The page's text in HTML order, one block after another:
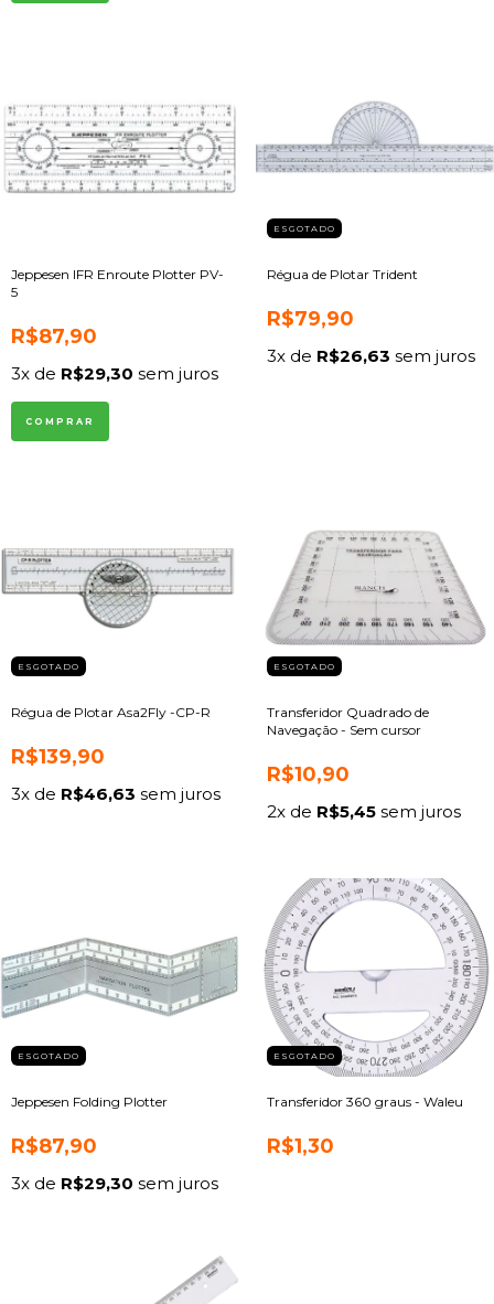
Jeppesen IFR Enroute Plotter PV-
5
R$87,90
3x de R$29,30 sem juros
ESGOTADO
Régua de Plotar Trident
R$79,90
3x de R$26,63 sem juros
ESGOTADO
Régua de Plotar Asa2Fly -CP-R
R$139,90
3x de R$46,63 sem juros
ESGOTADO
Transferidor Quadrado de
Navegação - Sem cursor
R$10,90
2x de R$5,45sem juros
ESGOTADO
Jeppesen Folding Plotter
R$87,90
3x de R$29,30 sem juros
ESGOTADO
Transferidor 360 graus - Waleu
R$1,30